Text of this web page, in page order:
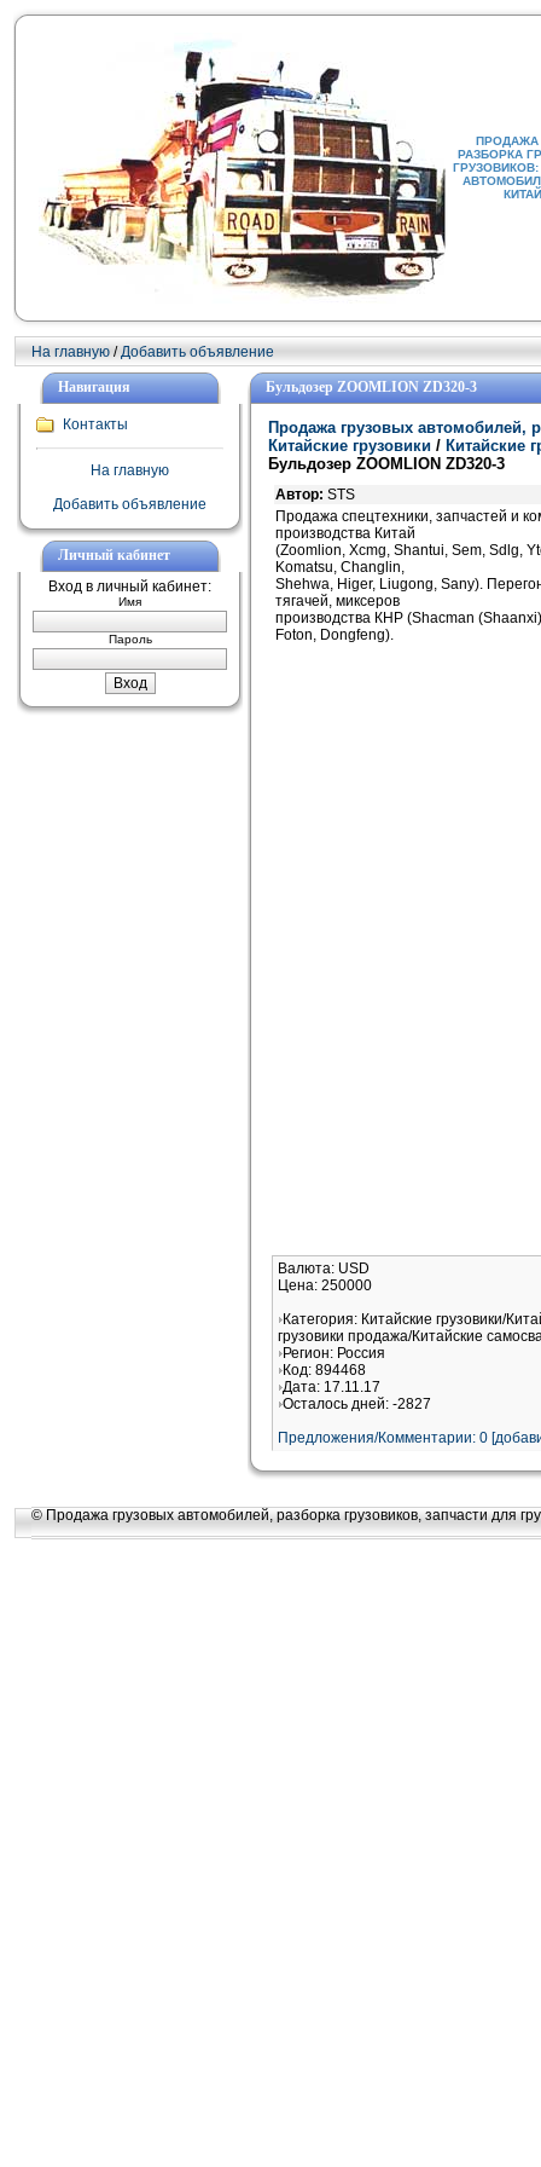
ПРОДАЖА
РАЗБОРКА
На главную /Добавить объявление
Навигация
Контакты
На главную
Добавить объявление
Личный кабинет
Вход в личный кабинет:
Имя
Пароль
Бульдозер ZOOMLION ZD320-3
Продажа грузовых автомобилей,
Китайские грузовики / Китайские
Бульдозер ZOOMLION ZD320-3
Автор: STS
Продажа спецтехники, запчастей и
производства Китай
(Zoomlion, Xcmg, Shantui, Sem, Sdlg,
Komatsu, Changlin,
Shehwa, Higer, Liugong, Sany).
тягачей, миксеров
производства КНР (Shacman
Foton, Dongfeng).
Валюта: USD
Цена: 250000
Категория: Китайские грузовики/
грузовики продажа/Китайские
Регион: Россия
Код: 894468
Дата: 17.11.17
Осталось дней: -2827
Предложения/Комментарии: 0
© Продажа грузовых автомобилей, разборка грузовиков, запчасти для